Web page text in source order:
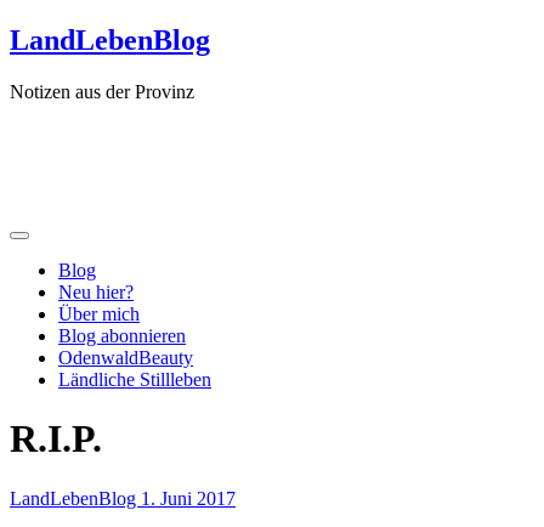
Zum
Inhalt
LandLebenBlog
Notizen aus der Provinz
Blog
Neu hier?
Über mich
Blog abonnieren
OdenwaldBeauty
Ländliche Stillleben
R.I.P.
LandLebenBlog 1. Juni 2017